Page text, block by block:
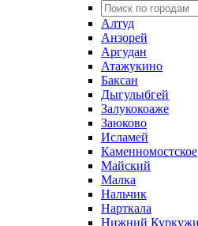
Алтуд
Анзорей
Аргудан
Атажукино
Баксан
Дыгулыбгей
Залукокоаже
Заюково
Исламей
Каменномостское
Майский
Малка
Нальчик
Нарткала
Нижний